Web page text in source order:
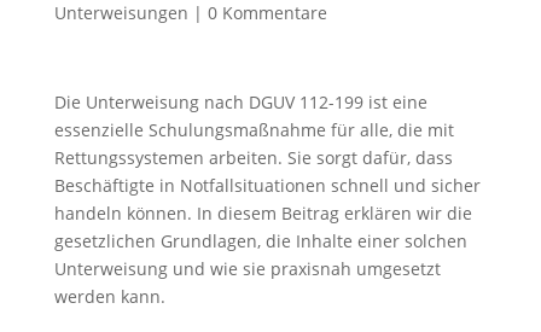
Unterweisungen | 0 Kommentare
Die Unterweisung nach DGUV 112-199 ist eine
essenzielle Schulungsmaßnahme für alle, die mit
Rettungssystemen arbeiten. Sie sorgt dafür, dass
Beschäftigte in Notfallsituationen schnell und sicher
handeln können. In diesem Beitrag erklären wir die
gesetzlichen Grundlagen, die Inhalte einer solchen
Unterweisung und wie sie praxisnah umgesetzt
werden kann.